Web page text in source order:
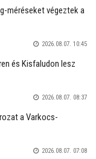
méréseket végeztek a
2026.08.07. 10:45
és Kisfaludon lesz
2026.08.07. 08:37
a Varkocs-
2026.08.07. 07:08